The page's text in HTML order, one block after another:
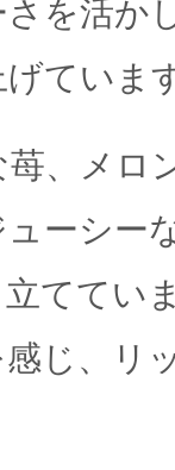
を活か
ていま
、メロ
ーシー
ててい
じ、リ